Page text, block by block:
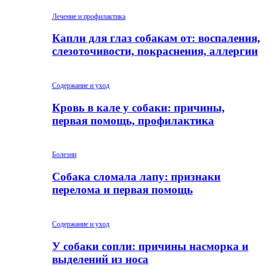
Лечение и профилактика
Капли для глаз собакам от: воспаления,
слезоточивости, покраснения, аллергии
Содержание и уход
Кровь в кале у собаки: причины,
первая помощь, профилактика
Болезни
Собака сломала лапу: признаки
перелома и первая помощь
Содержание и уход
У собаки сопли: причины насморка и
выделений из носа